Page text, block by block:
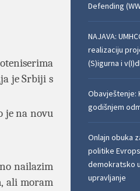
je Srbiji s
je na novu
nailazim
ali moram
Defending
NAJAVA:
realizaciju
(S)igurna i
Obavještenje:
godišnjem
Onlajn obuka
politike
demokratsko
upravljanje